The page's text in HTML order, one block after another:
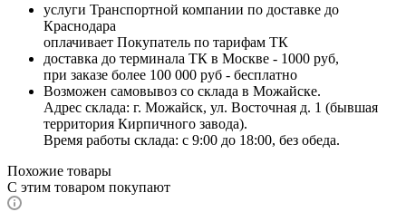
услуги Транспортной компании по доставке до
Краснодара
оплачивает Покупатель по тарифам ТК
доставка до терминала ТК в Москве - 1000 руб,
при заказе более 100 000 руб - бесплатно
Возможен самовывоз со склада в Можайске.
Адрес склада: г. Можайск, ул. Восточная д. 1 (бывшая
территория Кирпичного завода).
Время работы склада: с 9:00 до 18:00, без обеда.
Похожие товары
С этим товаром покупают